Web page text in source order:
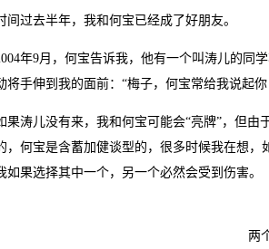
去半年，我和何宝已经成了好朋友。
年9月，何宝告诉我，他有一个叫涛儿的同学
将手伸到我的面前：“梅子，何宝常给我说起
儿没有来，我和何宝可能会“亮牌”，但由
，何宝是含蓄加健谈型的，很多时候我在想，
如果选择其中一个，另一个必然会受到伤害。
两